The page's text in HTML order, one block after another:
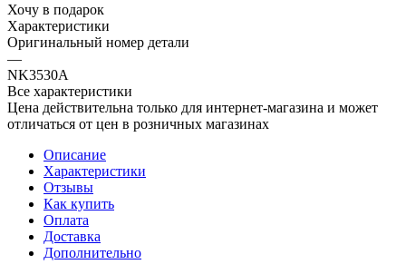
Хочу в подарок
Характеристики
Оригинальный номер детали
—
NK3530A
Все характеристики
Цена действительна только для интернет-магазина и может
отличаться от цен в розничных магазинах
Описание
Характеристики
Отзывы
Как купить
Оплата
Доставка
Дополнительно